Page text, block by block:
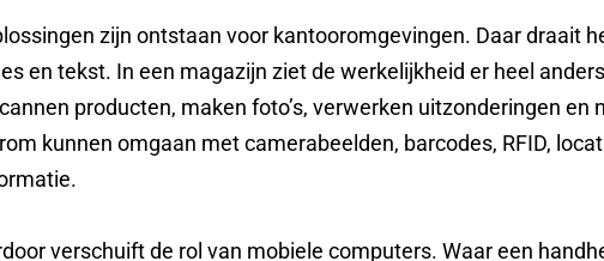
zijn ontstaan voor kantooromgevingen. Daar draait
en tekst. In een magazijn ziet de werkelijkheid er heel
producten, maken foto’s, verwerken uitzonderingen
kunnen omgaan met camerabeelden, barcodes, RFID,
verschuift de rol van mobiele computers. Waar een